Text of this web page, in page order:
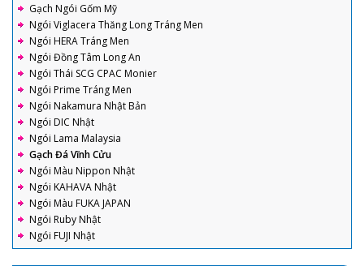
Gạch Ngói Gốm Mỹ
Ngói Viglacera Thăng Long Tráng Men
Ngói HERA Tráng Men
Ngói Đồng Tâm Long An
Ngói Thái SCG CPAC Monier
Ngói Prime Tráng Men
Ngói Nakamura Nhật Bản
Ngói DIC Nhật
Ngói Lama Malaysia
Gạch Đá Vĩnh Cửu
Ngói Màu Nippon Nhật
Ngói KAHAVA Nhật
Ngói Màu FUKA JAPAN
Ngói Ruby Nhật
Ngói FUJI Nhật